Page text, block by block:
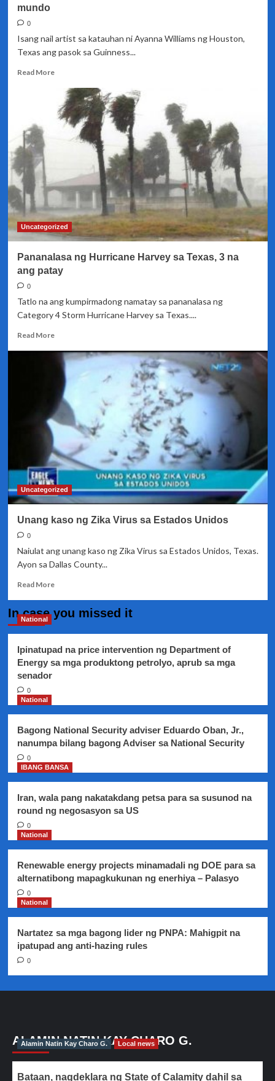
mundo
0
Isang nail artist sa katauhan ni Ayanna Williams ng Houston,
Texas ang pasok sa Guinness...
Read MoreRead
about
Babaeng
may
pinakamahabang
kuko
mundo
Uncategorized
Pananalasa ng Hurricane Harvey sa Texas, 3 na
ang patay
0
Tatlo na ang kumpirmadong namatay sa pananalasa ng
Category 4 Storm Hurricane Harvey sa Texas....
Read MoreRead
about
Pananalasa
Hurricane
Harvey
sa
Texas,
3
na
ang
patay
Uncategorized
Unang kaso ng Zika Virus sa Estados Unidos
0
Naiulat ang unang kaso ng Zika Virus sa Estados Unidos, Texas.
Ayon sa Dallas County...
Read MoreRead
Unang
Zika
Virus
In case you missed it
National
Ipinatupad na price intervention ng Department of
Energy sa mga produktong petrolyo, aprub sa mga
senador
0
National
Bagong National Security adviser Eduardo Oban, Jr.,
nanumpa bilang bagong Adviser sa National Security
0
IBANG BANSA
Iran, wala pang nakatakdang petsa para sa susunod na
round ng negosasyon sa US
0
National
Renewable energy projects minamadali ng DOE para sa
alternatibong mapagkukunan ng enerhiya – Palasyo
0
National
Nartatez sa mga bagong lider ng PNPA: Mahigpit na
ipatupad ang anti-hazing rules
0
ALAMIN NATIN KAY CHARO G.
Alamin Natin Kay Charo G. Local news
Bataan, nagdeklara ng State of Calamity dahil sa